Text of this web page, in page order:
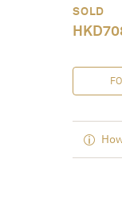
SOLD
HKD